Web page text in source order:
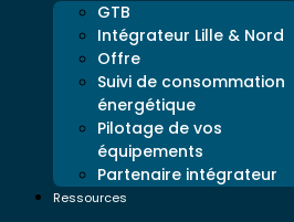
GTB
Intégrateur Lille & Nord
Offre
Suivi de consommation
énergétique
Pilotage de vos
équipements
Partenaire intégrateur
Ressources